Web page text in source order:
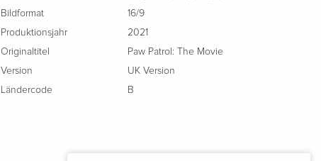
Bildformat
16/9
Produktionsjahr
2021
Originaltitel
Paw Patrol: The Movie
Version
UK Version
Ländercode
B